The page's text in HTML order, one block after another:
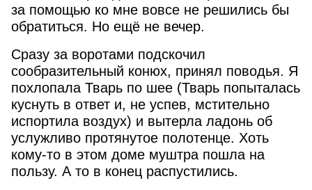
за помощью ко мне вовсе не решились бы
обратиться. Но ещё не вечер.
Сразу за воротами подскочил
сообразительный конюх, принял поводья. Я
похлопала Тварь по шее (Тварь попыталась
куснуть в ответ и, не успев, мстительно
испортила воздух) и вытерла ладонь об
услужливо протянутое полотенце. Хоть
кому-то в этом доме муштра пошла на
пользу. А то в конец распустились.